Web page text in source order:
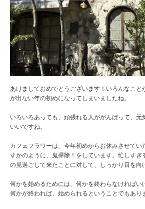
あけましておめでとうございます！いろんなこと
が出ない年の初めになってしまいましたね。
いろいろあっても、頑張れる人ががんばって、元
いいですね。
カフェフラワーは、今年初めからお休みさせてい
すかのように、鬼掃除！をしています。忙しすぎ
の見過ごして来たことに対して、しっかり目を向
何かを始めるためには、何かを終わらなければい
何かが終われば、始められるということでもあり